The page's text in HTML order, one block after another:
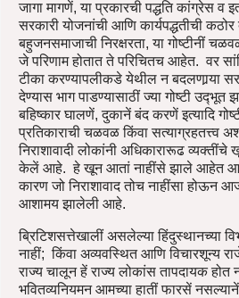
जागा मागणें, या प्रकारची पद्धति कांग्रेस व
सरकारी योजनांची आणि कार्यपद्धतीची कठोर
बहुजनसमाजाची निरक्षरता, या गोष्टीनीं
जे परिणाम होतात ते परिचितच आहेत. वर
टीका करण्यापलीकडे येथील न बदलणार्‍या
देण्यास भाग पाडण्यासाठीं ज्या गोष्टी उद्‍भूत
बहिष्कार घालणें, दुकानें बंद करणें इत्यादि
प्रतिकाराची चळवळ किंवा
निराशावादी लोकांनी अधिकारारूढ
केलें आहे. हे खून आतां नाहींसे झाले आहेत आणि
कारण जो निराशावाद तोच नाहींसा होऊन
आशामय झालेली आहे.
ब्रिटिशसत्तेखालीं असलेल्या हिंदुस्थानच्या
नाहीं; किंवा अव्यवस्थित आणि विचारशून्य
राज्य चालून हें राज्य लोकांस तापदायक होत
भवितव्यनियमन आमच्या हातीं फारसें